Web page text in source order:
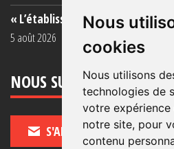
Nous
cookies
Nous utilisons
technologies de
votre
notre site, pour
contenu
« L’établissement est une
5 août 2026
NOUS SUIVRE
S'ABONNER